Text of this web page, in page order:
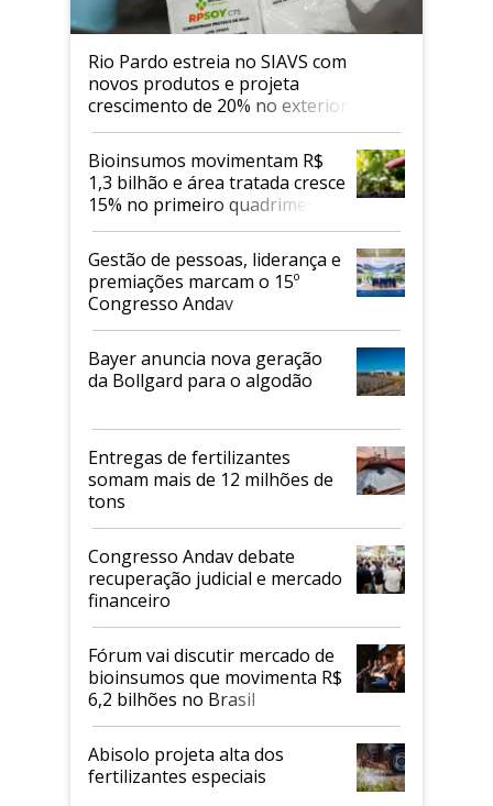
Rio Pardo estreia no SIAVS com
novos produtos e projeta
crescimento de 20% no exterior
Bioinsumos movimentam R$
1,3 bilhão e área tratada cresce
15% no primeiro quadrimestre
de 2026
Gestão de pessoas, liderança e
premiações marcam o 15º
Congresso Andav
Bayer anuncia nova geração
da Bollgard para o algodão
Entregas de fertilizantes
somam mais de 12 milhões de
tons
Congresso Andav debate
recuperação judicial e mercado
financeiro
Fórum vai discutir mercado de
bioinsumos que movimenta R$
6,2 bilhões no Brasil
Abisolo projeta alta dos
fertilizantes especiais